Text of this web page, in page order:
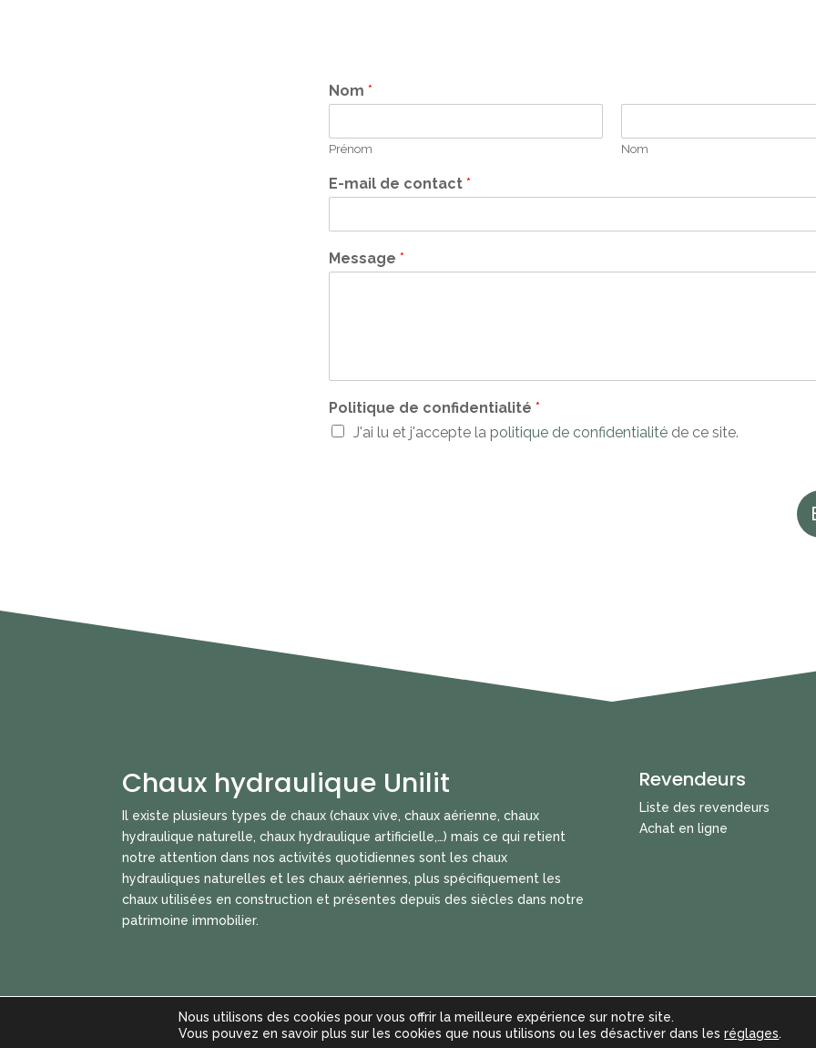
Nom*
Prénom Nom
E-mail de contact*
Message*
Politique de confidentialité*
J'ai lu et j'accepte lapolitique de confidentialité de ce site.
Chaux hydraulique Unilit
Il existe plusieurs types de chaux (chaux vive, chaux aérienne, chaux
hydraulique naturelle, chaux hydraulique artificielle,…) mais ce qui retient
notre attention dans nos activités quotidiennes sont les chaux
hydrauliques naturelles et les chaux aériennes, plus spécifiquement les
chaux utilisées en construction et présentes depuis des siècles dans notre
patrimoine immobilier.
Revendeurs
Liste des revendeurs
Achat en ligne
Politique de confidentialité-Politique d'utilisation des cookies-© 2026 Chaux Unilit | Design par Amaury
Nous utilisons des cookies pour vous offrir la meilleure expérience sur notre site.
Vous pouvez en savoir plus sur les cookies que nous utilisons ou les désactiver dans lesréglages.